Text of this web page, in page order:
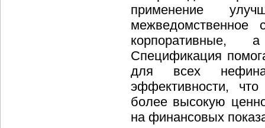
применение
межведомственное
Спецификация
для всех
эффективности, что
более высокую
на финансовых